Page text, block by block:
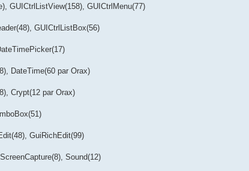
GUICtrlListView(158), GUICtrlMenu(77)
GUICtrlListBox(56)
DateTime(60 par Orax)
Crypt(12 par Orax)
GuiRichEdit(99)
Sound(12)